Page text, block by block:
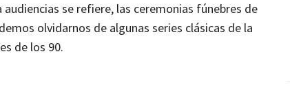
se refiere, las ceremonias fúnebres de
olvidarnos de algunas series clásicas de la
de los 90.